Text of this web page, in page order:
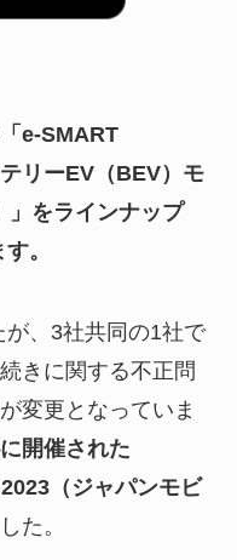
e-SMART
リーEV（BEV）モ
」をラインナップ
。
、3社共同の1社で
きに関する不正問
変更となっていま
開催された
（ジャパンモビ
た。